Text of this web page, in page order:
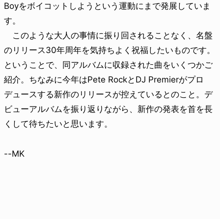
Boyをボイコットしようという運動にまで発展していま
す。
このような大人の事情に振り回されることなく、名盤
のリリース30年周年を気持ちよく祝福したいものです。
ということで、同アルバムに収録された曲をいくつかご
紹介。ちなみに今年はPete RockとDJ Premierがプロ
デュースする新作のリリースが控えているとのこと。デ
ビューアルバムを振り返りながら、新作の発表を首を長
くして待ちたいと思います。
--MK